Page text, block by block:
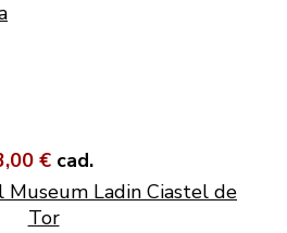
€ cad.
Ladin Ciastel de
Tor